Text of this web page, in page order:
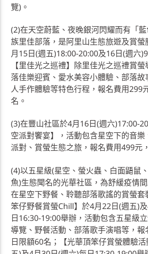
覽)。
(2)在天空蔚藍、夜晚銀河閃耀而有「
族里佳部落，是阿里山生態旅遊及賞
月15日(週五)18:00-20:00及16日(週六
【里佳光之巡禮】除里佳光之巡禮賞
落佳樂迎賓、愛水美容小體驗、部落
人手作體驗等特色行程，報名費用299
名。
(3)在豐山社區於4月16日(週六)17:00-
空派對饗宴】，活動包含星空下的音
派對、賞螢生態之旅，報名費用499元
(4)以五星級(星空、螢火蟲、白面鼯鼠
魚)生態聞名的光華社區，為舒緩疫情
在星空下野餐、聆聽部落歌謠的賞螢
笨仔野餐賞螢Chill】於4月22日(週五)
日16:30-19:00舉辦，活動包含五星級
導覽、野餐活動、部落歌手演唱等，
日限額60名；【光華頂笨仔賞螢體驗